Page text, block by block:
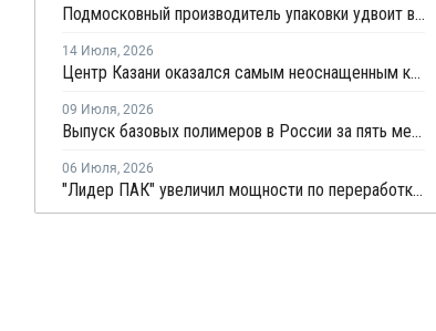
Подмосковный производитель упаковки удвоит выпуск воздушно-пузырчатой пленки до 30 млн кв. метров в год
14 Июля, 2026
Центр Казани оказался самым неоснащенным контейнерами раздельного сбора отходов
09 Июля, 2026
Выпуск базовых полимеров в России за пять месяцев вырос на 3,8%
06 Июля, 2026
"Лидер ПАК" увеличил мощности по переработке полиэтилена